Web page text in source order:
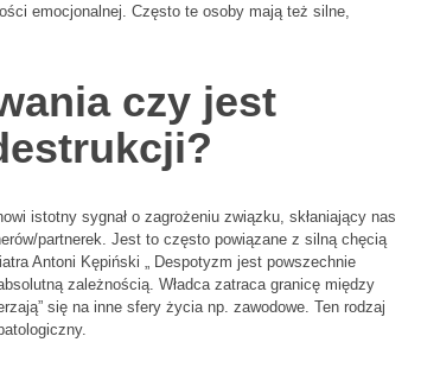
emocjonalnej. Często te osoby mają też silne,
czy jest
istotny sygnał o zagrożeniu związku, skłaniający nas
partnerek. Jest to często powiązane z silną chęcią
Antoni Kępiński „ Despotyzm jest powszechnie
zależnością. Władca zatraca granicę między
się na inne sfery życia np. zawodowe. Ten rodzaj